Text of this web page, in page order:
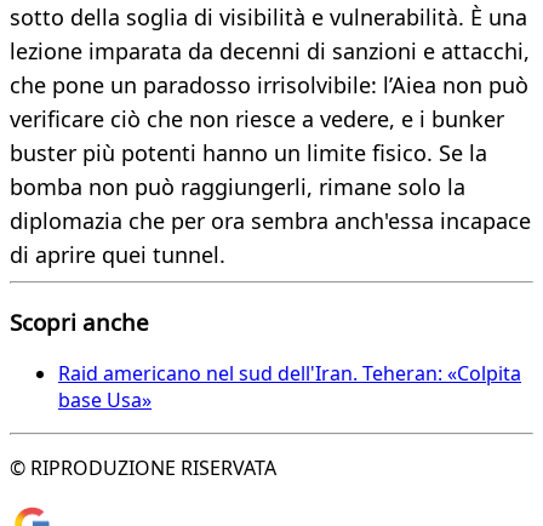
sotto della soglia di visibilità e vulnerabilità. È una
lezione imparata da decenni di sanzioni e attacchi,
che pone un paradosso irrisolvibile: l’Aiea non può
verificare ciò che non riesce a vedere, e i bunker
buster più potenti hanno un limite fisico. Se la
bomba non può raggiungerli, rimane solo la
diplomazia che per ora sembra anch'essa incapace
di aprire quei tunnel.
Scopri anche
Raid americano nel sud dell'Iran. Teheran: «Colpita
base Usa»
© RIPRODUZIONE RISERVATA